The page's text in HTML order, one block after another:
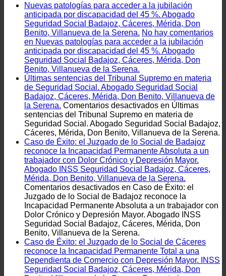
Nuevas patologías para acceder a la jubilación
anticipada por discapacidad del 45 %. Abogado
Seguridad Social Badajoz, Cáceres, Mérida, Don
Benito, Villanueva de la Serena. No hay comentarios
en Nuevas patologías para acceder a la jubilación
anticipada por discapacidad del 45 %. Abogado
Seguridad Social Badajoz, Cáceres, Mérida, Don
Benito, Villanueva de la Serena.
Últimas sentencias del Tribunal Supremo en materia
de Seguridad Social. Abogado Seguridad Social
Badajoz, Cáceres, Mérida, Don Benito, Villanueva de
la Serena. Comentarios desactivados en Últimas
sentencias del Tribunal Supremo en materia de
Seguridad Social. Abogado Seguridad Social Badajoz,
Cáceres, Mérida, Don Benito, Villanueva de la Serena.
Caso de Éxito: el Juzgado de lo Social de Badajoz
reconoce la Incapacidad Permanente Absoluta a un
trabajador con Dolor Crónico y Depresión Mayor.
Abogado INSS Seguridad Social Badajoz, Cáceres,
Mérida, Don Benito, Villanueva de la Serena.
Comentarios desactivados en Caso de Éxito: el
Juzgado de lo Social de Badajoz reconoce la
Incapacidad Permanente Absoluta a un trabajador con
Dolor Crónico y Depresión Mayor. Abogado INSS
Seguridad Social Badajoz, Cáceres, Mérida, Don
Benito, Villanueva de la Serena.
Caso de Éxito: el Juzgado de lo Social de Cáceres
reconoce la Incapacidad Permanente Total a una
Dependienta de Comercio con Depresión Mayor. INSS
Seguridad Social Badajoz, Cáceres, Mérida, Don